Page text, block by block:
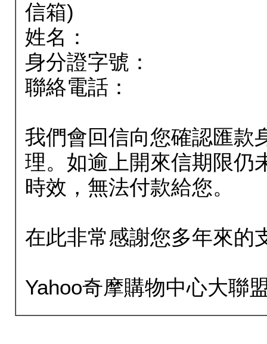
信箱)
姓名：
身分證字號：
聯絡電話：
我們會回信向您確認匯款
理。如逾上開來信期限仍
時效，無法付款給您。
在此非常感謝您多年來的
Yahoo奇摩購物中心大